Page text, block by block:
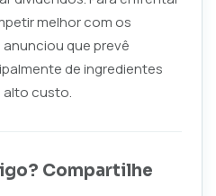
melhor com os
que prevê
de ingredientes
alto custo.
Compartilhe